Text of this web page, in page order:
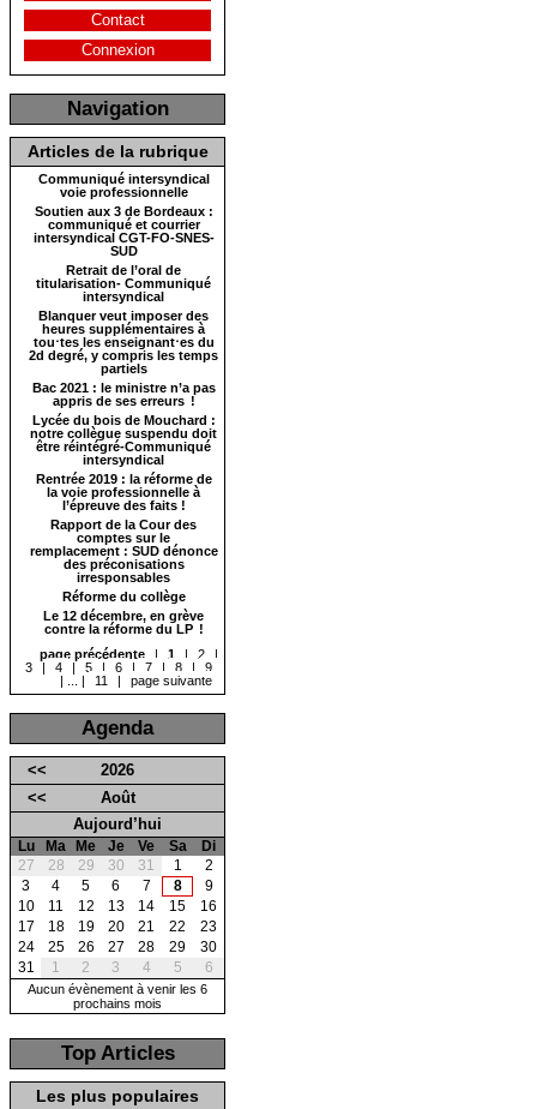
Contact
Connexion
Navigation
Articles de la rubrique
Communiqué intersyndical
voie professionnelle
Soutien aux 3 de Bordeaux :
communiqué et courrier
intersyndical CGT-FO-SNES-
SUD
Retrait de l’oral de
titularisation- Communiqué
intersyndical
Blanquer veut imposer des
heures supplémentaires à
tou⋅tes les enseignant⋅es du
2d degré, y compris les temps
partiels
Bac 2021 : le ministre n’a pas
appris de ses erreurs !
Lycée du bois de Mouchard :
notre collègue suspendu doit
être réintégré-Communiqué
intersyndical
Rentrée 2019 : la réforme de
la voie professionnelle à
l’épreuve des faits !
Rapport de la Cour des
comptes sur le
remplacement : SUD dénonce
des préconisations
irresponsables
Réforme du collège
Le 12 décembre, en grève
contre la réforme du LP !
page précédente
| 1 | 2
|
3
| 4 | 5 | 6 | 7 | 8 |
9
|
| 11 | page suivante
Agenda
<<
2026
<<
Août
Aujourd’hui
Lu Ma Me Je Ve Sa
Di
27
28 29 30 31 1
2
3
4 5 6 7 8
9
10
11 12 13 14 15
16
17
18 19 20 21 22
23
24
25 26 27 28 29
30
31
1 2 3 4 5 6
Aucun évènement à venir les 6
prochains mois
Top Articles
Les plus populaires